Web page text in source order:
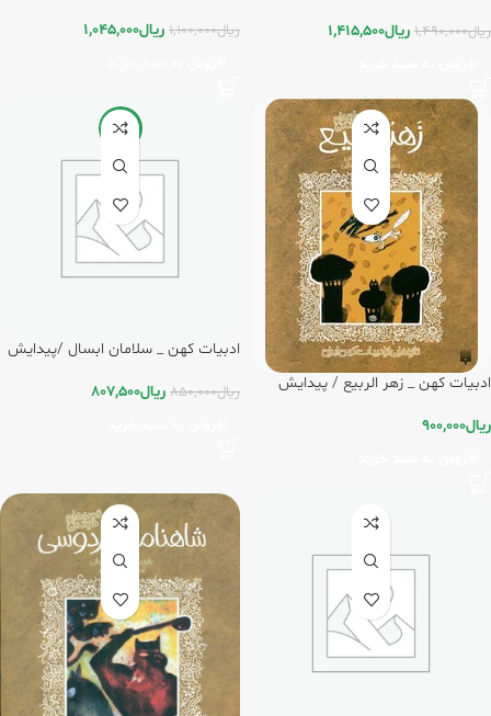
ریال1,490,000 ریال1,415,500 ریال1,100,000 ریال1,045,000
ادبیات کهن _ زهر الربیع / پیدایش
ریال900,000
-5%
ادبیات کهن _ سلامان ابسال /پیدایش
ریال850,000 ریال807,500